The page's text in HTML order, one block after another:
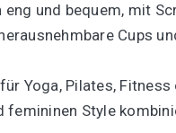
eng und bequem, mit
Cups
Yoga, Pilates,
femininen Style